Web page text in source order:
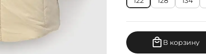
В корзину